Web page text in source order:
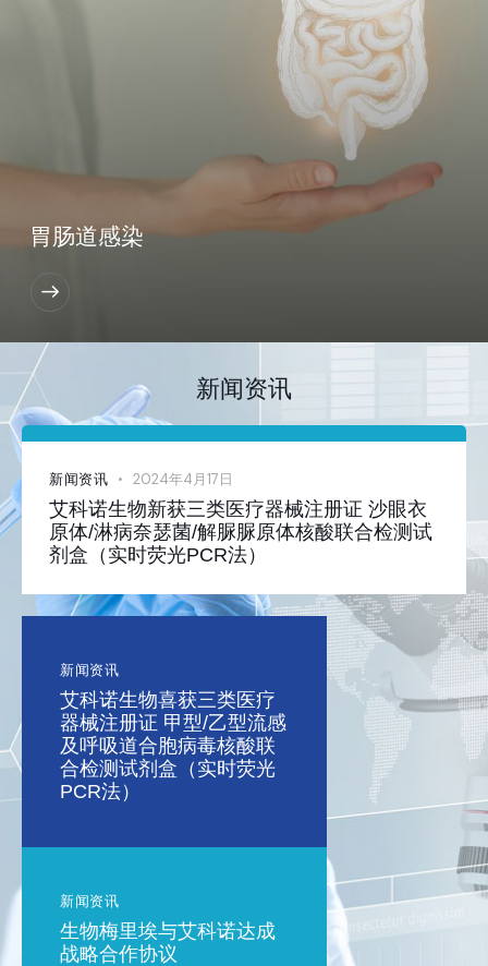
胃肠道感染
新闻资讯
新闻资讯 2024年4月17日
艾科诺生物新获三类医疗器械注册证 沙眼衣
原体/淋病奈瑟菌/解脲脲原体核酸联合检测试
剂盒（实时荧光PCR法）
新闻资讯
艾科诺生物喜获三类医疗
器械注册证 甲型/乙型流感
及呼吸道合胞病毒核酸联
合检测试剂盒（实时荧光
PCR法）
新闻资讯
生物梅里埃与艾科诺达成
战略合作协议